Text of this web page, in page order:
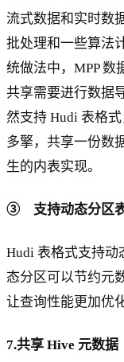
流式数据和实时数
批处理和一些算法
统做法中，MPP 数
共享需要进行数据
然支持 Hudi 表格
多擎，共享一份数
生的内表实现。
③ 支持动态分区
Hudi 表格式支持动
态分区可以节约元
让查询性能更加优化
7.共享 Hive 元数据